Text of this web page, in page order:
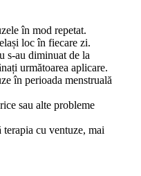
în mod repetat.
loc în fiecare zi.
s-au diminuat de la
următoarea aplicare.
în perioada menstruală
sau alte probleme
cu ventuze, mai